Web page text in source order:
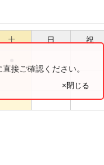
土 日 祝
接ご確認ください。
×閉じる